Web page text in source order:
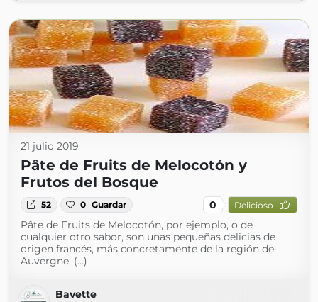
21 julio 2019
Pâte de Fruits de Melocotón y
Frutos del Bosque
52 0 Guardar 0 Delicioso
Pâte de Fruits de Melocotón, por ejemplo, o de
cualquier otro sabor, son unas pequeñas delicias de
origen francés, más concretamente de la región de
Auvergne, (...)
Bavette